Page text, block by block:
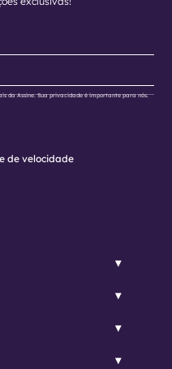
da Assine. Sua privacidade é importante para nós.
de velocidade